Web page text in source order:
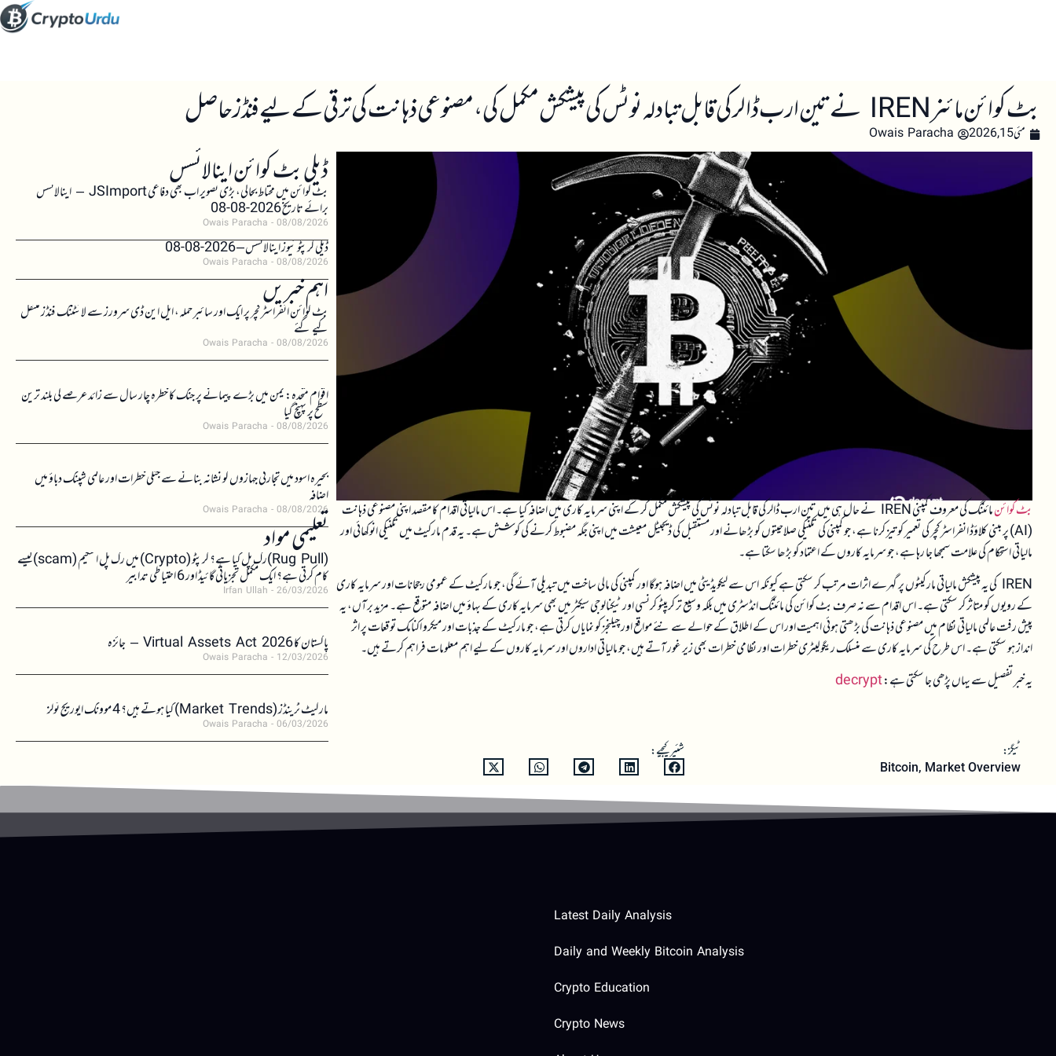
بٹ کوائن مائنر IREN نے تین ارب ڈالر کی قابل تبادلہ نوٹس کی پیشکش مکمل کی، مصنوعی ذہانت کی ترقی کے لیے فنڈز حاصل
مئی 15, 2026 Owais Paracha
بٹ کوائن
مائننگ کی معروف کمپنی IREN نے حال ہی میں تین ارب ڈالر کی قابل تبادلہ نوٹس کی پیشکش مکمل کر کے اپنی سرمایہ کاری میں اضافہ کیا ہے۔ اس مالیاتی اقدام کا مقصد اپنی مصنوعی ذہانت
(AI) پر مبنی کلاؤڈ انفراسٹرکچر کی تعمیر کو تیز کرنا ہے، جو کمپنی کی تکنیکی صلاحیتوں کو بڑھانے اور مستقبل کی ڈیجیٹل معیشت میں اپنی جگہ مضبوط کرنے کی کوشش ہے۔ یہ قدم مارکیٹ میں تکنیکی انوکھائی اور
مالیاتی استحکام کی علامت سمجھا جا رہا ہے، جو سرمایہ کاروں کے اعتماد کو بڑھا سکتا ہے۔
IREN کی یہ پیشکش مالیاتی مارکیٹوں پر گہرے اثرات مرتب کر سکتی ہے کیونکہ اس سے لیکویڈیٹی میں اضافہ ہوگا اور کمپنی کی مالی ساخت میں تبدیلی آئے گی، جو مارکیٹ کے عمومی رجحانات اور سرمایہ کاری
کے رویوں کو متاثر کر سکتی ہے۔ اس اقدام سے نہ صرف بٹ کوائن کی مائننگ انڈسٹری میں بلکہ وسیع تر کریپٹو کرنسی اور ٹیکنالوجی سیکٹر میں بھی سرمایہ کاری کے بہاؤ میں اضافہ متوقع ہے۔ مزید برآں، یہ
پیش رفت عالمی مالیاتی نظام میں مصنوعی ذہانت کی بڑھتی ہوئی اہمیت اور اس کے اطلاق کے حوالے سے نئے مواقع اور چیلنجز کو نمایاں کرتی ہے، جو مارکیٹ کے جذبات اور میکرو اکنامک توقعات پر اثر
انداز ہو سکتی ہے۔ اس طرح کی سرمایہ کاری سے منسلک ریگولیٹری خطرات اور نظامی خطرات بھی زیر غور آتے ہیں، جو مالیاتی اداروں اور سرمایہ کاروں کے لیے اہم معلومات فراہم کرتے ہیں۔
یہ خبر تفصیل سے یہاں پڑھی جا سکتی ہے:decrypt
ٹیگز:
Bitcoin, Market Overview
شئیر کیجیے:
ڈیلی بٹ کوائن اینالائسس بٹ کوائن میں محتاط بحالی، بڑی تصویر اب بھی دفاعی JSImport – اینالائسس
برائے تاریخ 2026-08-08
Owais Paracha 08/08/2026
ڈیلی کرپٹو نیوز اینالائسس – 2026-08-08
Owais Paracha 08/08/2026
اہم خبریں
بٹ کوائن انفراسٹرکچر پر ایک اور سائبر حملہ، ایل این ڈی سرورز سے لائٹننگ فنڈز منتقل
کیے گئے
Owais Paracha 08/08/2026
اقوام متحدہ: یمن میں بڑے پیمانے پر جنگ کا خطرہ چار سال سے زائد عرصے کی بلند ترین
سطح پر پہنچ گیا
Owais Paracha 08/08/2026
بحیرہ اسود میں تجارتی جہازوں کو نشانہ بنانے سے جنگی خطرات اور عالمی شپنگ دباؤ میں
اضافہ
Owais Paracha 08/08/2026
تعلیمی مواد (Rug Pull)رگ پل کیا ہے؟ کرپٹو (Crypto) میں رگ پل اسکیم (scam)کیسے
کام کرتی ہے؟ ایک مکمل تجزیاتی گائیڈ اور 6 احتیاطی تدابیر
Irfan Ullah 26/03/2026
پاکستان کا Virtual Assets Act 2026 – جائزہ
Owais Paracha 12/03/2026
مارکیٹ ٹرینڈز (Market Trends) کیا ہوتے ہیں؟ 4 موونگ ایوریج ٹولز
Owais Paracha 06/03/2026
Latest Daily Analysis
Daily and Weekly Bitcoin Analysis
Crypto Education
Crypto News